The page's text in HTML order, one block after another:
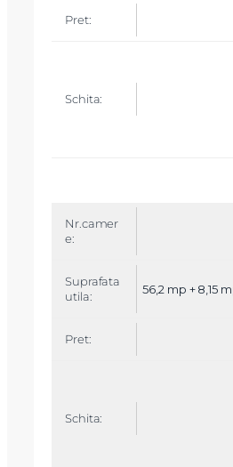
n
t
56,2 mp + 8,15